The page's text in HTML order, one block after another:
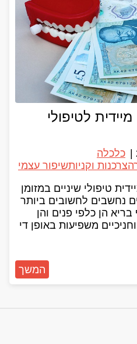
לטיפולי
כלכלה
צרכנות וקניותשיפור עצמי
טיפולי שיניים במזומן
נחשבים לחשובים ביותר
הן כלפי פנים והן
משפיעות באופן די
המשך